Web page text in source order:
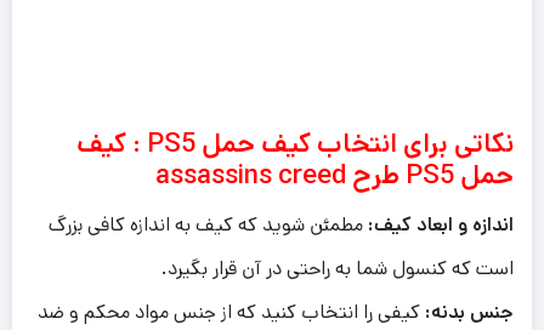
نکاتی برای انتخاب کیف حمل PS5 : کیف
حمل PS5 طرح assassins creed
اندازه و ابعاد کیف: مطمئن شوید که کیف به اندازه کافی بزرگ
است که کنسول شما به راحتی در آن قرار بگیرد.
جنس بدنه: کیفی را انتخاب کنید که از جنس مواد محکم و ضد